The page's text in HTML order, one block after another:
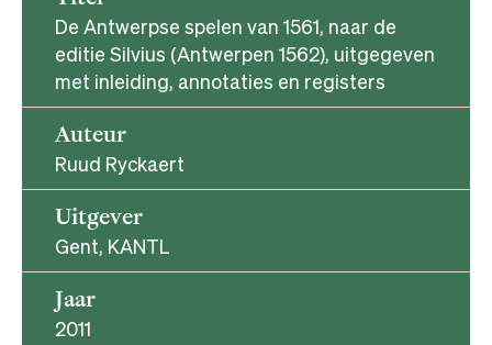
De Antwerpse spelen van 1561, naar de
editie Silvius (Antwerpen 1562), uitgegeven
met inleiding, annotaties en registers
Auteur
Ruud Ryckaert
Uitgever
Gent, KANTL
Jaar
2011